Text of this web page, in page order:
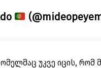
უკვე იცის, რომ